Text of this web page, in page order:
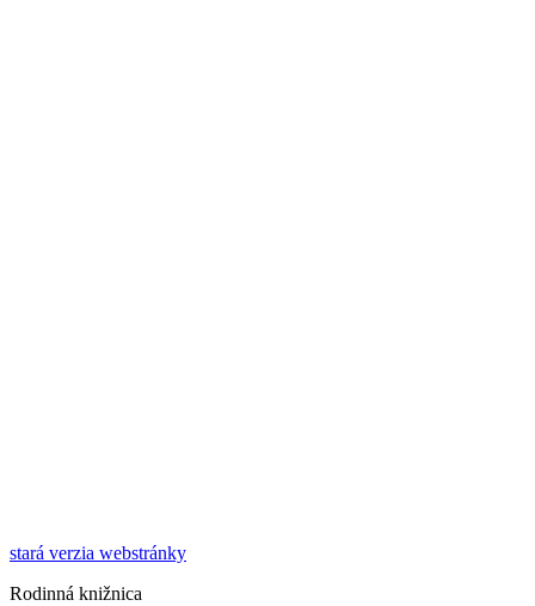
stará verzia webstránky
Rodinná knižnica